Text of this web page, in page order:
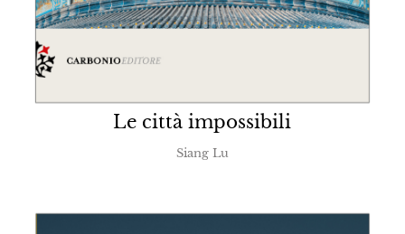
Le città impossibili
Siang Lu